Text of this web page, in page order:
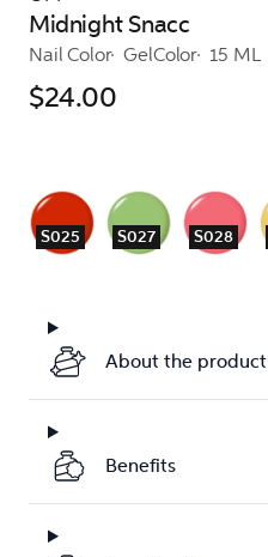
Midnight Snacc
Nail Color GelColor 15 ML
$24.00
S025 S027 S028
About the product
Benefits